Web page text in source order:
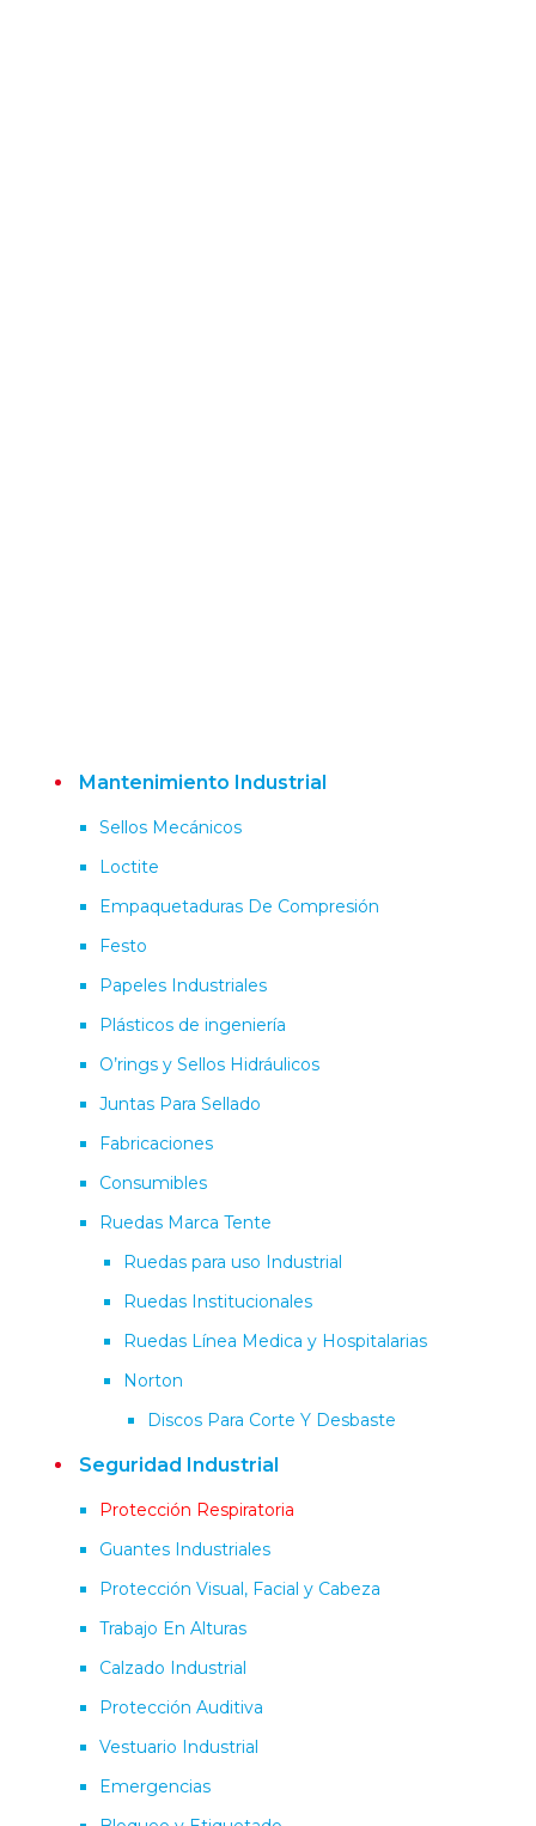
Mantenimiento Industrial
Sellos Mecánicos
Loctite
Empaquetaduras De Compresión
Festo
Papeles Industriales
Plásticos de ingeniería
O’rings y Sellos Hidráulicos
Juntas Para Sellado
Fabricaciones
Consumibles
Ruedas Marca Tente
Ruedas para uso Industrial
Ruedas Institucionales
Ruedas Línea Medica y Hospitalarias
Norton
Discos Para Corte Y Desbaste
Seguridad Industrial
Protección Respiratoria
Guantes Industriales
Protección Visual, Facial y Cabeza
Trabajo En Alturas
Calzado Industrial
Protección Auditiva
Vestuario Industrial
Emergencias